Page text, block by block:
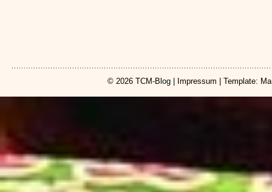
© 2026 TCM-Blog| Impressum | Template: